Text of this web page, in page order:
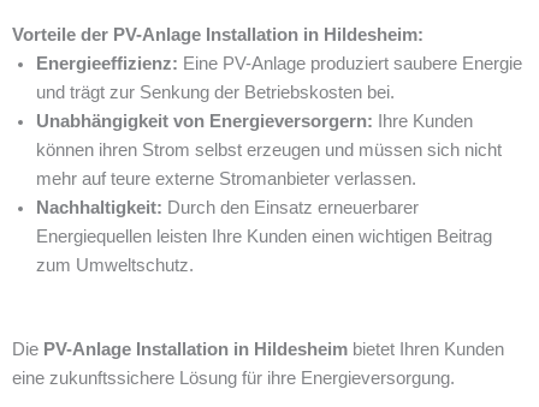
Vorteile der PV-Anlage Installation in Hildesheim:
Energieeffizienz: Eine PV-Anlage produziert saubere Energie
und trägt zur Senkung der Betriebskosten bei.
Unabhängigkeit von Energieversorgern: Ihre Kunden
können ihren Strom selbst erzeugen und müssen sich nicht
mehr auf teure externe Stromanbieter verlassen.
Nachhaltigkeit: Durch den Einsatz erneuerbarer
Energiequellen leisten Ihre Kunden einen wichtigen Beitrag
zum Umweltschutz.
Die PV-Anlage Installation in Hildesheim bietet Ihren Kunden
eine zukunftssichere Lösung für ihre Energieversorgung.